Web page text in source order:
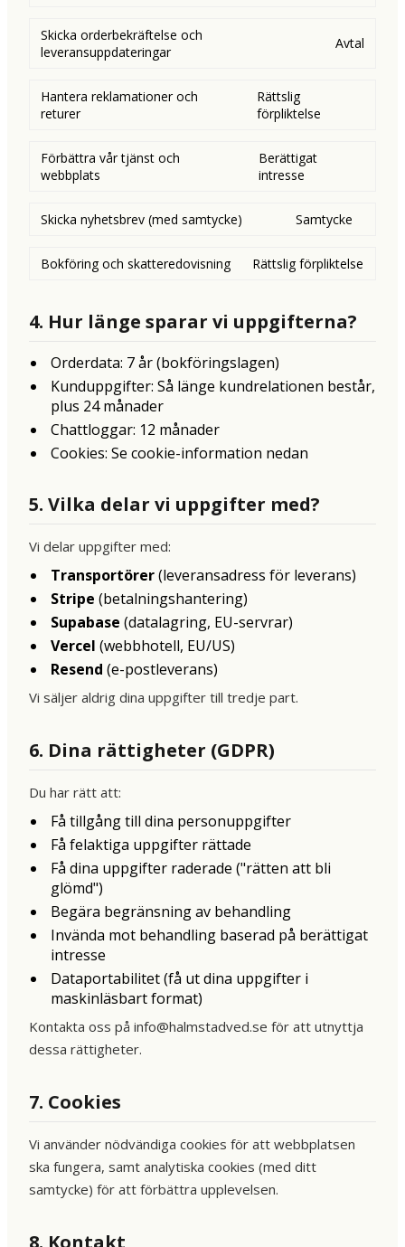
Skicka orderbekräftelse och
leveransuppdateringar
Avtal
Hantera reklamationer och
returer
Rättslig
förpliktelse
Förbättra vår tjänst och
webbplats
Berättigat
intresse
Skicka nyhetsbrev (med samtycke) Samtycke
Bokföring och skatteredovisning Rättslig förpliktelse
4. Hur länge sparar vi uppgifterna?
Orderdata: 7 år (bokföringslagen)
Kunduppgifter: Så länge kundrelationen består,
plus 24 månader
Chattloggar: 12 månader
Cookies: Se cookie-information nedan
5. Vilka delar vi uppgifter med?
Vi delar uppgifter med:
Transportörer(leveransadress för leverans)
Stripe (betalningshantering)
Supabase (datalagring, EU-servrar)
Vercel (webbhotell, EU/US)
Resend (e-postleverans)
Vi säljer aldrig dina uppgifter till tredje part.
6. Dina rättigheter (GDPR)
Du har rätt att:
Få tillgång till dina personuppgifter
Få felaktiga uppgifter rättade
Få dina uppgifter raderade ("rätten att bli
glömd")
Begära begränsning av behandling
Invända mot behandling baserad på berättigat
intresse
Dataportabilitet (få ut dina uppgifter i
maskinläsbart format)
Kontakta oss på info@halmstadved.se för att utnyttja
dessa rättigheter.
7. Cookies
Vi använder nödvändiga cookies för att webbplatsen
ska fungera, samt analytiska cookies (med ditt
samtycke) för att förbättra upplevelsen.
8. Kontakt